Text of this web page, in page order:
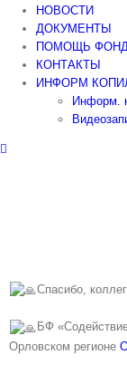
НОВОСТИ
ДОКУМЕНТЫ
ПОМОЩЬ
КОНТАКТЫ
ИНФОРМ
Информ.
Спасибо,
БФ
Орловском регионе